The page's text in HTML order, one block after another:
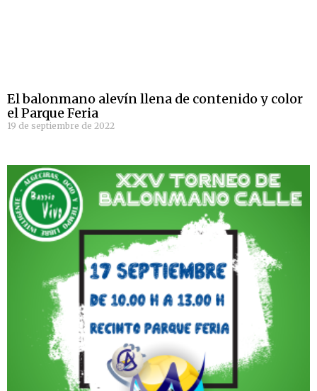
El balonmano alevín llena de contenido y color
el Parque Feria
19 de septiembre de 2022